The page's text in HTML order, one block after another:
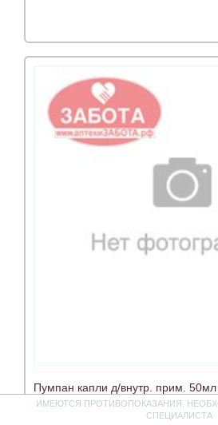
Пумпан капли д/внутр. прим. 50мл
ИМЕЮТСЯ ПРОТИВОПОКАЗАНИЯ.
СПЕЦИАЛИСТА